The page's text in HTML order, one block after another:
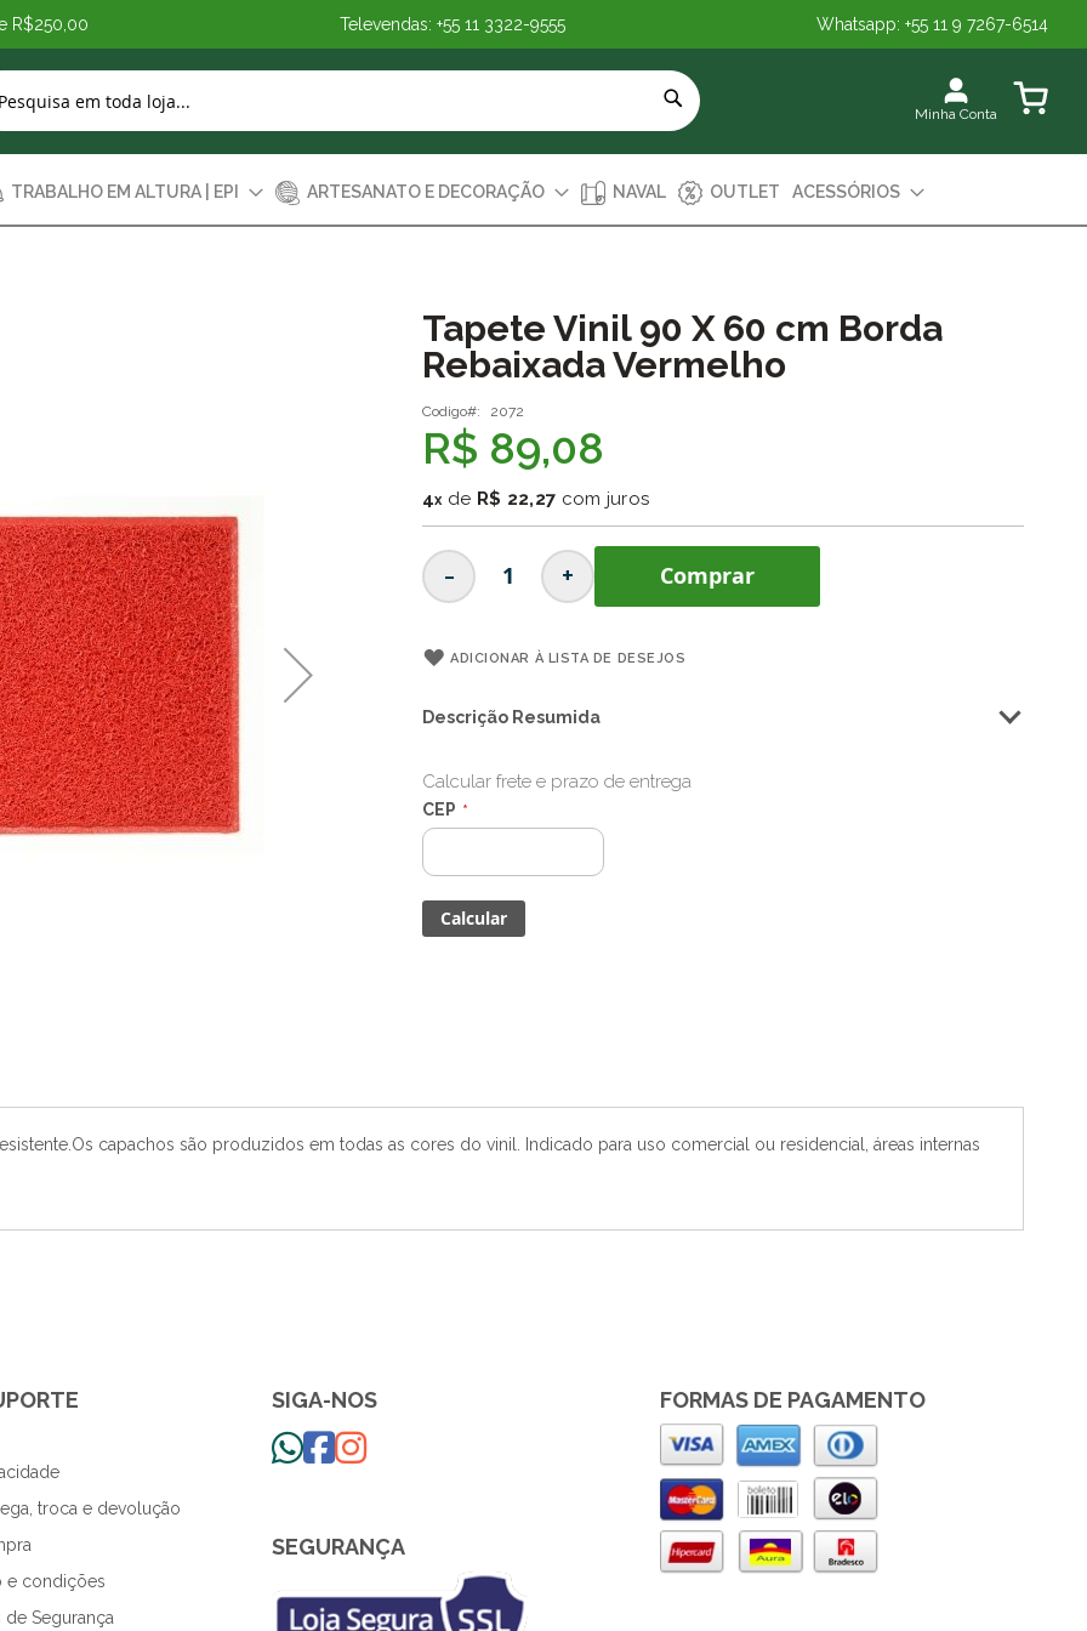
R$250,00 Televendas: +55 11 3322-9555 Whatsapp: +55 11 9 7267-6514
Minha Conta
Meu
TRABALHO EM ALTURA | EPI ARTESANATO E DECORAÇÃO NAVAL OUTLET ACESSÓRIOS
Tapete Vinil 90 X 60 cm Borda
Rebaixada Vermelho
Codigo 2072
R$ 89,08
4 de R$ 22,27 com juros
- + Comprar
ADICIONAR À LISTA DE DESEJOS
Descrição Resumida
Calcular frete e prazo de entrega
CEP
capachos são produzidos em todas as cores do vinil. Indicado para uso comercial ou residencial, áreas internas
troca e devolução
e condições
de Segurança
SIGA-NOS
SEGURANÇA
FORMAS DE PAGAMENTO